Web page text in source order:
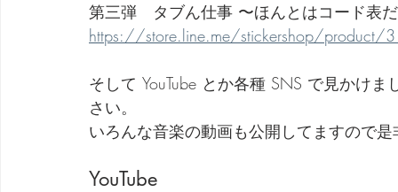
第三弾　タブん仕事 〜ほんとはコード表
https://store.line.me/stickershop/
そして YouTube とか各種 SNS で見かけ
さい。
いろんな音楽の動画も公開してますので
YouTube